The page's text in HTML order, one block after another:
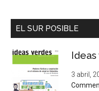
EL SUR POSIBLE
3 abril,